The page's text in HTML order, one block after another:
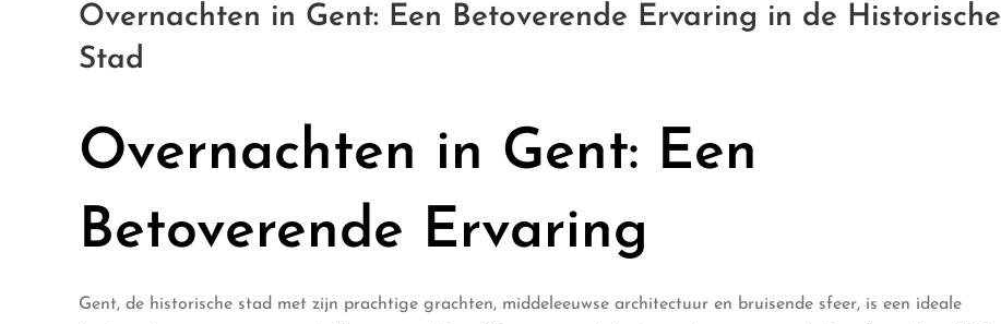
Overnachten in Gent: Een Betoverende Ervaring in de Historische
Stad
Overnachten in Gent: Een
Betoverende Ervaring
Gent, de historische stad met zijn prachtige grachten, middeleeuwse architectuur en bruisende sfeer, is een ideale